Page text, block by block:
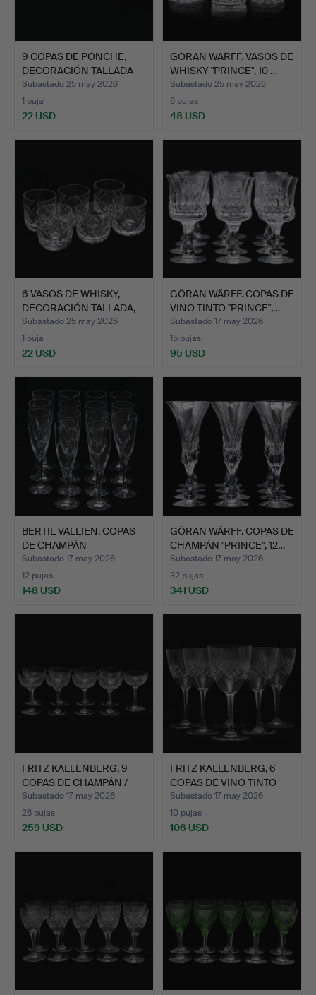
9 COPAS DE PONCHE,
DECORACIÓN TALLADA
EN C…
Subastado 25 may 2026
1 puja
22 USD
GÖRAN WÄRFF. VASOS DE
WHISKY "PRINCE", 10 …
Subastado 25 may 2026
6 pujas
48 USD
6 VASOS DE WHISKY,
DECORACIÓN TALLADA,
SIG…
Subastado 25 may 2026
1 puja
22 USD
GÖRAN WÄRFF. COPAS DE
VINO TINTO "PRINCE",…
Subastado 17 may 2026
15 pujas
95 USD
BERTIL VALLIEN. COPAS
DE CHAMPÁN
"CHATEAU"…
Subastado 17 may 2026
12 pujas
148 USD
GÖRAN WÄRFF. COPAS DE
CHAMPÁN "PRINCE", 12…
Subastado 17 may 2026
32 pujas
341 USD
FRITZ KALLENBERG, 9
COPAS DE CHAMPÁN /
COU…
Subastado 17 may 2026
26 pujas
259 USD
FRITZ KALLENBERG, 6
COPAS DE VINO TINTO
CR…
Subastado 17 may 2026
10 pujas
106 USD